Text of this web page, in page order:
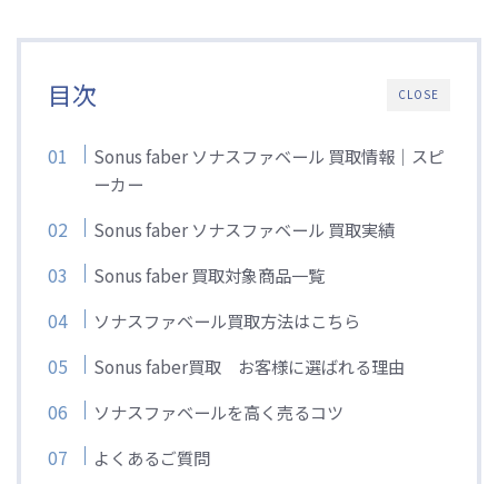
CLOSE
目次
Sonus faber ソナスファベール 買取情報｜スピ
ーカー
Sonus faber ソナスファベール 買取実績
Sonus faber 買取対象商品一覧
ソナスファベール買取方法はこちら
Sonus faber買取 お客様に選ばれる理由
ソナスファベールを高く売るコツ
よくあるご質問